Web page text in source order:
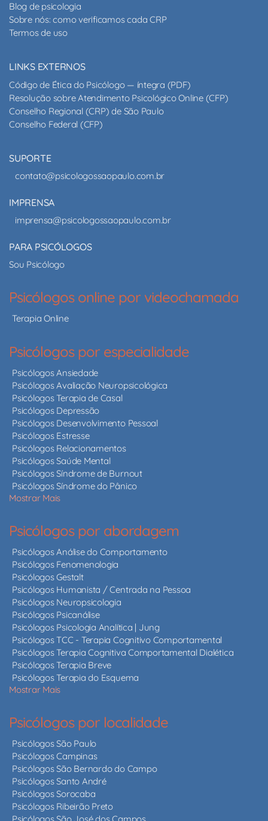
Blog de psicologia
Sobre nós: como verificamos cada CRP
Termos de uso
LINKS EXTERNOS
Código de Ética do Psicólogo — íntegra (PDF)
Resolução sobre Atendimento Psicológico Online (CFP)
Conselho Regional (CRP) de São Paulo
Conselho Federal (CFP)
SUPORTE
contato@psicologossaopaulo.com.br
IMPRENSA
imprensa@psicologossaopaulo.com.br
PARA PSICÓLOGOS
Sou Psicólogo
Psicólogos online por videochamada
Terapia Online
Psicólogos por especialidade
Psicólogos Ansiedade
Psicólogos Avaliação Neuropsicológica
Psicólogos Terapia de Casal
Psicólogos Depressão
Psicólogos Desenvolvimento Pessoal
Psicólogos Estresse
Psicólogos Relacionamentos
Psicólogos Saúde Mental
Psicólogos Síndrome de Burnout
Psicólogos Síndrome do Pânico
Mostrar Mais
Psicólogos por abordagem
Psicólogos Análise do Comportamento
Psicólogos Fenomenologia
Psicólogos Gestalt
Psicólogos Humanista / Centrada na Pessoa
Psicólogos Neuropsicologia
Psicólogos Psicanálise
Psicólogos Psicologia Analítica | Jung
Psicólogos TCC - Terapia Cognitivo Comportamental
Psicólogos Terapia Cognitiva Comportamental Dialética
Psicólogos Terapia Breve
Psicólogos Terapia do Esquema
Mostrar Mais
Psicólogos por localidade
Psicólogos São Paulo
Psicólogos Campinas
Psicólogos São Bernardo do Campo
Psicólogos Santo André
Psicólogos Sorocaba
Psicólogos Ribeirão Preto